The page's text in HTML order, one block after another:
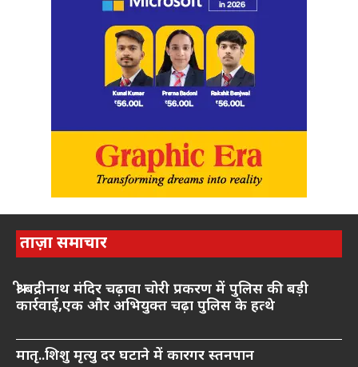
ताज़ा समाचार
श्री बद्रीनाथ मंदिर चढ़ावा चोरी प्रकरण में पुलिस की बड़ी
कार्रवाई,एक और अभियुक्त चढ़ा पुलिस के हत्थे
मातृ..शिशु मृत्यु दर घटाने में कारगर स्तनपान